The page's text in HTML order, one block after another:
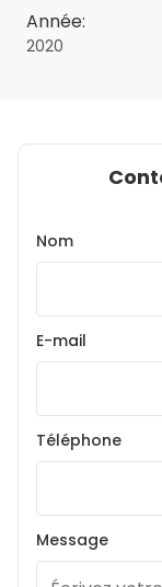
Année:
2020
Nom
E-mail
Téléphone
Message